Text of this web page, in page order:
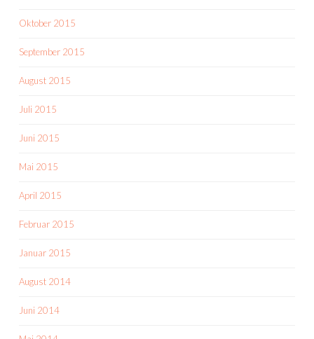
Oktober 2015
September 2015
August 2015
Juli 2015
Juni 2015
Mai 2015
April 2015
Februar 2015
Januar 2015
August 2014
Juni 2014